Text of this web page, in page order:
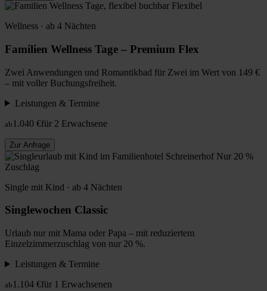
Flexibel
Wellness · ab 4 Nächten
Familien Wellness Tage – Premium Flex
Zwei Anwendungen und Romantikbad für Zwei im Wert von 149 €
– mit voller Buchungsfreiheit.
Leistungen & Termine
ab 1.040 €für 2 Erwachsene
Zur Anfrage
Nur 20 %
Zuschlag
Single mit Kind · ab 4 Nächten
Singlewochen Classic
Urlaub nur mit Mama oder Papa – mit reduziertem
Einzelzimmerzuschlag von nur 20 %.
Leistungen & Termine
ab 1.104 €für 1 Erwachsenen